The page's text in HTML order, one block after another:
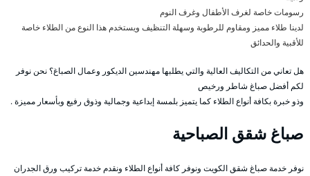
رسومات خاصة لغرف الأطفال وغرف النوم
لدينا طلاء مميز ومقاوم للرطوبة وسهلة التنظيف ويستخدم هذا النوع من الطلاء خاصة
للأقبية والحدائق
هل تعاني من التكاليف العالية والتي يطلبها مهندسين الديكور وعمال الصباغ؟ نحن نوفر
لكم أفضل صباغ شاطر ورخيص
وذو خبرة بكافة أنواع الطلاء كما يتميز بلمسة إبداعية وجمالية وذوق رفيع وبأسعار مميزة .
صباغ شقق الصباحية
نوفر خدمة صباغ شقق الكويت ونوفر كافة أنواع الطلاء ونقدم خدمة تركيب ورق الجدران